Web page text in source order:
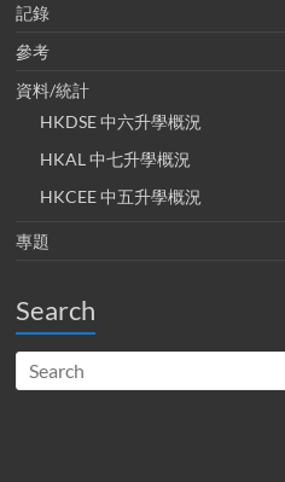
記錄
參考
資料/統計
HKDSE 中六升學概況
HKAL 中七升學概況
HKCEE 中五升學概況
專題
Search